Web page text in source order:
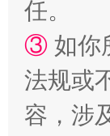
任。
③ 如你
法规或
容，涉